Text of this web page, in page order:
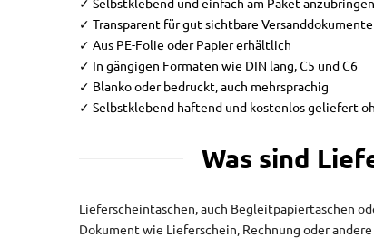
✓ Selbstklebend und einfach am Paket anzubringen
✓ Transparent für gut sichtbare Versanddokumente
✓ Aus PE-Folie oder Papier erhältlich
✓ In gängigen Formaten wie DIN lang, C5 und C6
✓ Blanko oder bedruckt, auch mehrsprachig
✓ Selbstklebend haftend und kostenlos geliefert
Was sind
Lieferscheintaschen, auch Begleitpapiertaschen
Dokument wie Lieferschein, Rechnung oder